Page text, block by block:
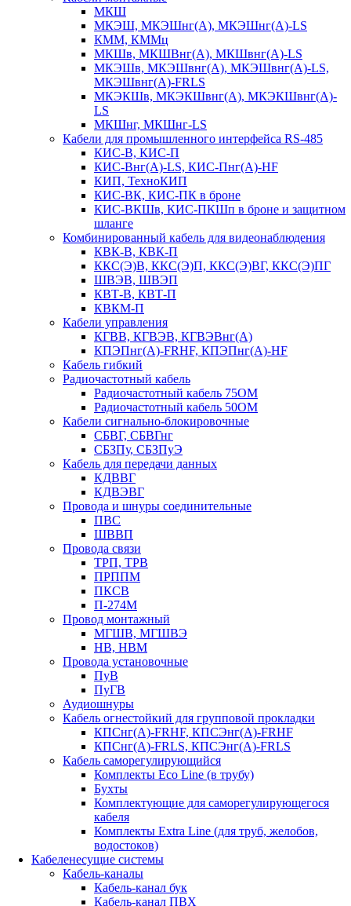
МКШ
МКЭШ, МКЭШнг(А), МКЭШнг(А)-LS
КММ, КММц
МКШв, МКШВнг(А), МКШвнг(А)-LS
МКЭШв, МКЭШвнг(А), МКЭШвнг(А)-LS,
МКЭШвнг(А)-FRLS
МКЭКШв, МКЭКШвнг(А), МКЭКШвнг(А)-
LS
МКШнг, МКШнг-LS
Кабели для промышленного интерфейса RS-485
КИС-В, КИС-П
КИС-Внг(А)-LS, КИС-Пнг(А)-HF
КИП, ТехноКИП
КИС-ВК, КИС-ПК в броне
КИС-ВКШв, КИС-ПКШп в броне и защитном
шланге
Комбинированный кабель для видеонаблюдения
КВК-В, КВК-П
ККС(Э)В, ККС(Э)П, ККС(Э)ВГ, ККС(Э)ПГ
ШВЭВ, ШВЭП
КВТ-В, КВТ-П
КВКМ-П
Кабели управления
КГВВ, КГВЭВ, КГВЭВнг(А)
КПЭПнг(А)-FRHF, КПЭПнг(А)-HF
Кабель гибкий
Радиочастотный кабель
Радиочастотный кабель 75ОМ
Радиочастотный кабель 50ОМ
Кабели сигнально-блокировочные
СБВГ, СБВГнг
СБЗПу, СБЗПуЭ
Кабель для передачи данных
КДВВГ
КДВЭВГ
Провода и шнуры соединительные
ПВС
ШВВП
Провода связи
ТРП, ТРВ
ПРППМ
ПКСВ
П-274М
Провод монтажный
МГШВ, МГШВЭ
НВ, НВМ
Провода установочные
ПуВ
ПуГВ
Аудиошнуры
Кабель огнестойкий для групповой прокладки
КПСнг(А)-FRHF, КПСЭнг(А)-FRHF
КПСнг(А)-FRLS, КПСЭнг(А)-FRLS
Кабель саморегулирующийся
Комплекты Eco Line (в трубу)
Бухты
Комплектующие для саморегулирующегося
кабеля
Комплекты Extra Line (для труб, желобов,
водостоков)
Кабеленесущие системы
Кабель-каналы
Кабель-канал бук
Кабель-канал ПВХ